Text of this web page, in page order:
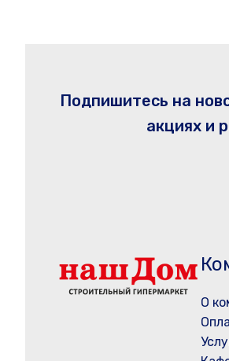
Подпишитесь на
акциях и
О